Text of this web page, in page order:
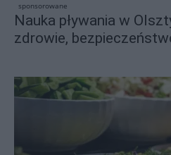
sponsorowane
Nauka pływania w
zdrowie,